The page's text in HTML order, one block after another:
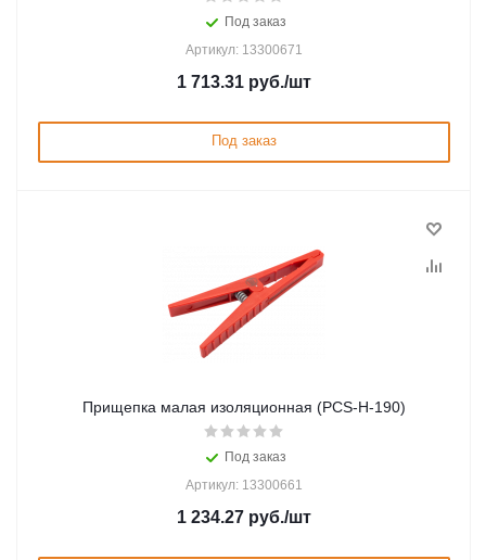
Под заказ
Артикул: 13300671
1 713.31 руб./шт
Под заказ
Прищепка малая изоляционная (PCS-Н-190)
Под заказ
Артикул: 13300661
1 234.27 руб./шт